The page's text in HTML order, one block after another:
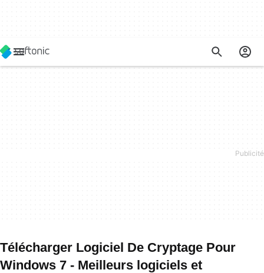
Télécharger Logiciel De Cryptage Pour
Windows 7 - Meilleurs logiciels et